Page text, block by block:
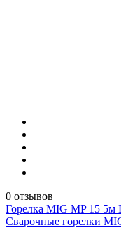
0 отзывов
Горелка MIG MP 15 5м
Сварочные горелки